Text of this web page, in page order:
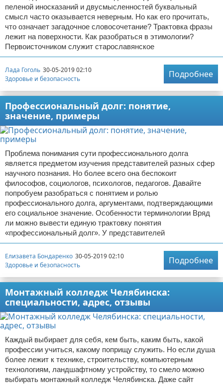
пеленой иносказаний и двусмысленностей буквальный
смысл часто оказывается неверным. Но как его прочитать,
что означает загадочное словосочетание? Трактовка фразы
лежит на поверхности. Как разобраться в этимологии?
Первоисточником служит старославянское
Лада Гоголь 30-05-2019 02:10
Здоровье и безопасность
Подробнее
Профессиональный долг: понятие,
значение, примеры
Проблема понимания сути профессионального долга
является предметом изучения представителей разных сфер
научного познания. Но более всего она беспокоит
философов, социологов, психологов, педагогов. Давайте
попробуем разобраться с понятием и ролью
профессионального долга, аргументами, подтверждающими
его социальное значение. Особенности терминологии Вряд
ли можно вывести единую трактовку понятия
«профессиональный долг». У представителей
Елизавета Бондаренко 30-05-2019 02:10
Здоровье и безопасность
Подробнее
Монтажный колледж Челябинска:
специальности, адрес, отзывы
Каждый выбирает для себя, кем быть, каким быть, какой
профессии учиться, какому поприщу служить. Но если душа
более лежит к технике, строительству, компьютерным
технологиям, ландшафтному устройству, то смело можно
выбирать монтажный колледж Челябинска. Даже сайт